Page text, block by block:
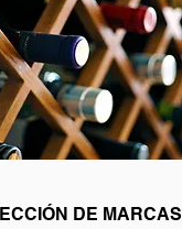
DE MARCAS